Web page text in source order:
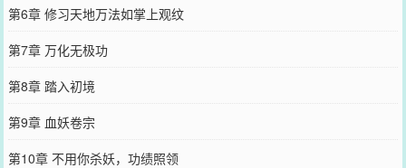
第6章 修习天地万法如掌上观纹
第7章 万化无极功
第8章 踏入初境
第9章 血妖卷宗
第10章 不用你杀妖，功绩照领